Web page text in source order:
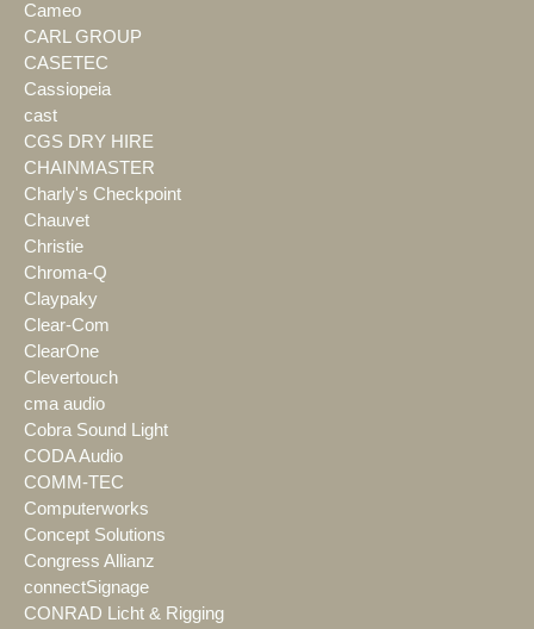
Cameo
CARL GROUP
CASETEC
Cassiopeia
cast
CGS DRY HIRE
CHAINMASTER
Charly's Checkpoint
Chauvet
Christie
Chroma-Q
Claypaky
Clear-Com
ClearOne
Clevertouch
cma audio
Cobra Sound Light
CODA Audio
COMM-TEC
Computerworks
Concept Solutions
Congress Allianz
connectSignage
CONRAD Licht & Rigging